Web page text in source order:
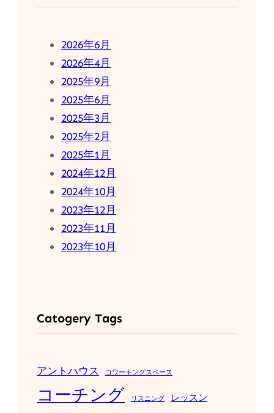
2026年6月
2026年4月
2025年9月
2025年6月
2025年3月
2025年2月
2025年1月
2024年12月
2024年10月
2023年12月
2023年11月
2023年10月
Catogery Tags
アントハウス コワーキングスペース
コーチング リスニング レッスン